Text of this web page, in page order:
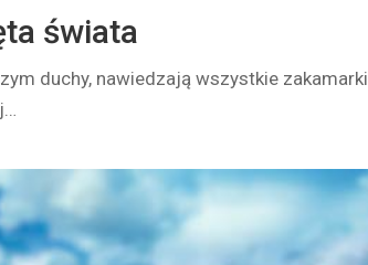
świata
duchy, nawiedzają wszystkie zakamarki